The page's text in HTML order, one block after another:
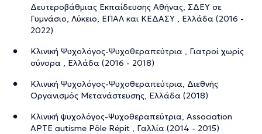
Δευτεροβάθμιας Εκπαίδευσης Αθήνας, ΣΔΕΥ σε
Γυμνάσιο, Λύκειο, ΕΠΑΛ και ΚΕΔΑΣΥ , Ελλάδα (2016 -
2022)
Κλινική Ψυχολόγος-Ψυχοθεραπεύτρια , Γιατροί χωρίς
σύνορα , Ελλάδα (2016 - 2018)
Κλινική Ψυχολόγος-Ψυχοθεραπεύτρια, Διεθνής
Οργανισμός Μετανάστευσης, Ελλάδα (2018)
Κλινική ψυχολόγος-Ψυχοθεραπεύτρια, Association
APTE autisme Pôle Répit , Γαλλία (2014 - 2015)